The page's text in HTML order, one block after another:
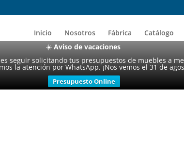
☀️ Aviso de vacaciones
seguir solicitando tus presupuestos de muebles a
la atención por WhatsApp. ¡Nos vemos el 31 de
Presupuesto Online
Inicio Nosotros Fábrica Catálogo